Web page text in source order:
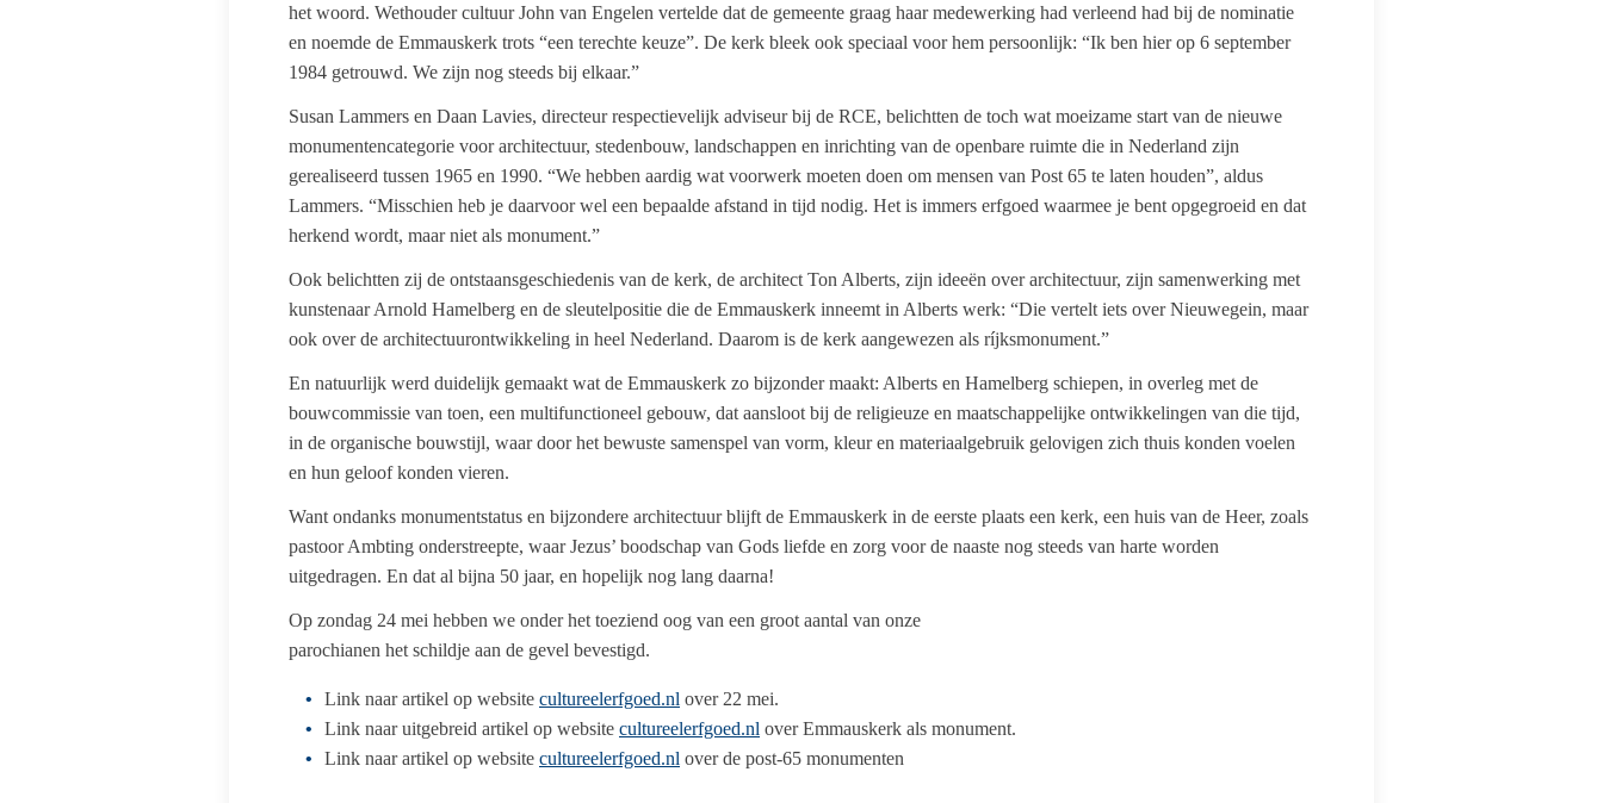
het woord. Wethouder cultuur John van Engelen vertelde dat de gemeente graag haar medewerking had verleend had bij de nominatie
en noemde de Emmauskerk trots “een terechte keuze”. De kerk bleek ook speciaal voor hem persoonlijk: “Ik ben hier op 6 september
1984 getrouwd. We zijn nog steeds bij elkaar.”
Susan Lammers en Daan Lavies, directeur respectievelijk adviseur bij de RCE, belichtten de toch wat moeizame start van de nieuwe
monumentencategorie voor architectuur, stedenbouw, landschappen en inrichting van de openbare ruimte die in Nederland zijn
gerealiseerd tussen 1965 en 1990. “We hebben aardig wat voorwerk moeten doen om mensen van Post 65 te laten houden”, aldus
Lammers. “Misschien heb je daarvoor wel een bepaalde afstand in tijd nodig. Het is immers erfgoed waarmee je bent opgegroeid en dat
herkend wordt, maar niet als monument.”
Ook belichtten zij de ontstaansgeschiedenis van de kerk, de architect Ton Alberts, zijn ideeën over architectuur, zijn samenwerking met
kunstenaar Arnold Hamelberg en de sleutelpositie die de Emmauskerk inneemt in Alberts werk: “Die vertelt iets over Nieuwegein, maar
ook over de architectuurontwikkeling in heel Nederland. Daarom is de kerk aangewezen als ríjksmonument.”
En natuurlijk werd duidelijk gemaakt wat de Emmauskerk zo bijzonder maakt: Alberts en Hamelberg schiepen, in overleg met de
bouwcommissie van toen, een multifunctioneel gebouw, dat aansloot bij de religieuze en maatschappelijke ontwikkelingen van die tijd,
in de organische bouwstijl, waar door het bewuste samenspel van vorm, kleur en materiaalgebruik gelovigen zich thuis konden voelen
en hun geloof konden vieren.
Want ondanks monumentstatus en bijzondere architectuur blijft de Emmauskerk in de eerste plaats een kerk, een huis van de Heer, zoals
pastoor Ambting onderstreepte, waar Jezus’ boodschap van Gods liefde en zorg voor de naaste nog steeds van harte worden
uitgedragen. En dat al bijna 50 jaar, en hopelijk nog lang daarna!
Op zondag 24 mei hebben we onder het toeziend oog van een groot aantal van onze
parochianen het schildje aan de gevel bevestigd.
Link naar artikel op website cultureelerfgoed.nl over 22 mei.
Link naar uitgebreid artikel op website cultureelerfgoed.nl over Emmauskerk als monument.
Link naar artikel op website cultureelerfgoed.nl over de post-65 monumenten